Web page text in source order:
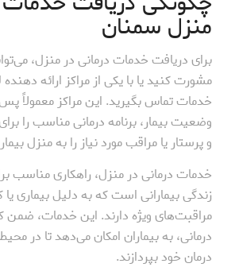
منزل سمنان
برای دریافت خدمات درمانی در منزل،
مشورت کنید یا با یکی از مراکز ارائه
خدمات تماس بگیرید. این مراکز معمولاً پس
وضعیت بیمار، برنامه درمانی مناسب را
و پرستار یا مراقب مورد نیاز را به منزل
خدمات درمانی در منزل، راهکاری مناسب
زندگی بیمارانی است که به دلیل بیماری
مراقبت‌های ویژه دارند. این خدمات،
درمانی، به بیماران امکان می‌دهد تا در
درمان خود بپردازند.